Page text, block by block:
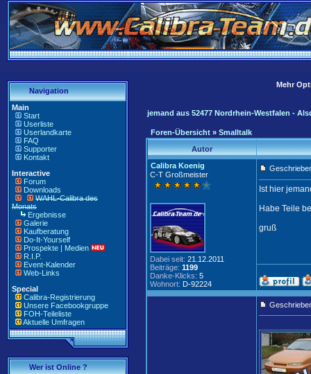
Navigation
Main
Start
Userliste
Userlandkarte
FAQ
Supporter
Kontakt
Interactive
Forum
Downloads
WAHL-Calibra des
Monats
Ergebnisse
Galerie
Kaufberatung
Do-It-Yourself
Prospekte | Medien
R.I.P.
Event-Kalender
Web-Links
Special
Calibra-Registrierung
Unsere Facebookgruppe
FOH-Teileliste
Aktuelle Umfragen
Wer ist Online ?
Mehr
jemand aus 52477 Nordrhein-Westfalen -
Foren-Übersicht » Smalltalk
Autor
Calibra Koenig
C-T Großmeister
Dabei seit: 21.12.2011
Beiträge: 1199
Danke-Klicks: 5
Wohnort: D-92224
Ist hier
Habe Teile
gruß